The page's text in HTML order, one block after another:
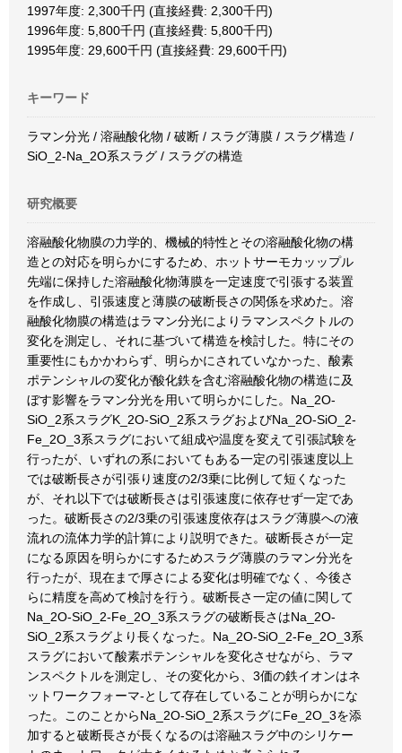
1997年度: 2,300千円 (直接経費: 2,300千円)
1996年度: 5,800千円 (直接経費: 5,800千円)
1995年度: 29,600千円 (直接経費: 29,600千円)
キーワード
ラマン分光 / 溶融酸化物 / 破断 / スラグ薄膜 / スラグ構造 /
SiO_2-Na_2O系スラグ / スラグの構造
研究概要
溶融酸化物膜の力学的、機械的特性とその溶融酸化物の構
造との対応を明らかにするため、ホットサーモカッップル
先端に保持した溶融酸化物薄膜を一定速度で引張する装置
を作成し、引張速度と薄膜の破断長さの関係を求めた。溶
融酸化物膜の構造はラマン分光によりラマンスペクトルの
変化を測定し、それに基づいて構造を検討した。特にその
重要性にもかかわらず、明らかにされていなかった、酸素
ポテンシャルの変化が酸化鉄を含む溶融酸化物の構造に及
ぼす影響をラマン分光を用いて明らかにした。Na_2O-
SiO_2系スラグK_2O-SiO_2系スラグおよびNa_2O-SiO_2-
Fe_2O_3系スラグにおいて組成や温度を変えて引張試験を
行ったが、いずれの系においてもある一定の引張速度以上
では破断長さが引張り速度の2/3乗に比例して短くなった
が、それ以下では破断長さは引張速度に依存せず一定であ
った。破断長さの2/3乗の引張速度依存はスラグ薄膜への液
流れの流体力学的計算により説明できた。破断長さが一定
になる原因を明らかにするためスラグ薄膜のラマン分光を
行ったが、現在まで厚さによる変化は明確でなく、今後さ
らに精度を高めて検討を行う。破断長さ一定の値に関して
Na_2O-SiO_2-Fe_2O_3系スラグの破断長さはNa_2O-
SiO_2系スラグより長くなった。Na_2O-SiO_2-Fe_2O_3系
スラグにおいて酸素ポテンシャルを変化させながら、ラマ
ンスペクトルを測定し、その変化から、3価の鉄イオンはネ
ットワークフォーマ-として存在していることが明らかにな
った。このことからNa_2O-SiO_2系スラグにFe_2O_3を添
加すると破断長さが長くなるのは溶融スラグ中のシリケー